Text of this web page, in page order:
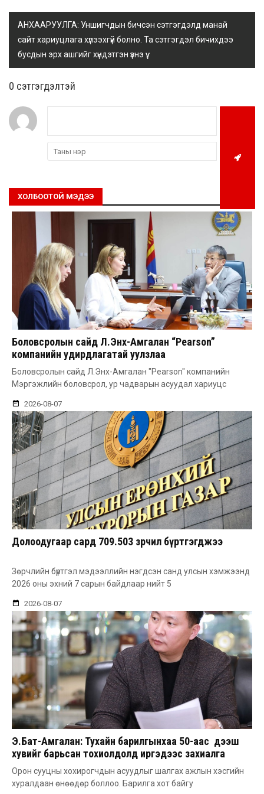
АНХААРУУЛГА: Уншигчдын бичсэн сэтгэгдэлд манай
сайт хариуцлага хүлээхгүй болно. Та сэтгэгдэл бичихдээ
бусдын эрх ашгийг хүндэтгэн үзнэ үү.
0 cэтгэгдэлтэй
ХОЛБООТОЙ МЭДЭЭ
Боловсролын сайд Л.Энх-Амгалан “Pearson”
компанийн удирдлагатай уулзлаа
Боловсролын сайд Л.Энх-Амгалан "Pearson" компанийн
Мэргэжлийн боловсрол, ур чадварын асуудал хариуцс
2026-08-07
Долоодугаар сард 709.503 зөрчил бүртгэгджээ
Зөрчлийн бүртгэл мэдээллийн нэгдсэн санд улсын хэмжээнд
2026 оны эхний 7 сарын байдлаар нийт 5
2026-08-07
Э.Бат-Амгалан: Тухайн барилгынхаа 50-аас дээш
хувийг барьсан тохиолдолд иргэдээс захиалга
авдаг болгоно
Орон сууцны хохирогчдын асуудлыг шалгах ажлын хэсгийн
хуралдаан өнөөдөр боллоо. Барилга хот байгу